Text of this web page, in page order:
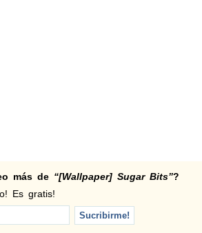
más de “[Wallpaper] Sugar Bits”?
Es gratis!